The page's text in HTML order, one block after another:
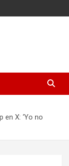
Horas |
y
en política,
confiable y
en X: ‘Yo no